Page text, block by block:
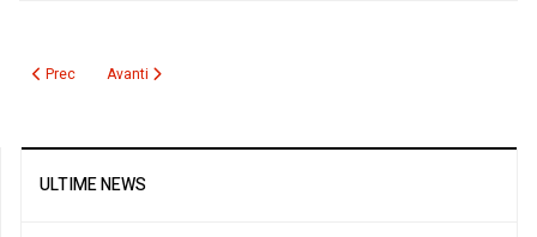
Articolo precedente: La domenica del derby: si gioca alle 12 tra
Prec Articolo successivo: Tennis: gli Internazionali di Roma partono
Avanti
ULTIME NEWS